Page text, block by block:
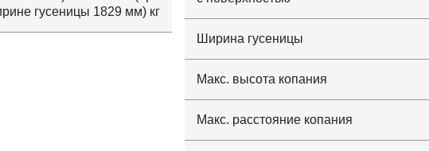
гусеницы 1829 мм) кг
Ширина гусеницы
Макс. высота копания
Макс. расстояние копания